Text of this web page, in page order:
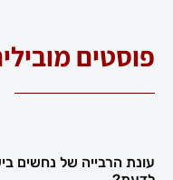
פוסטים
עונת הרבייה של נחשים